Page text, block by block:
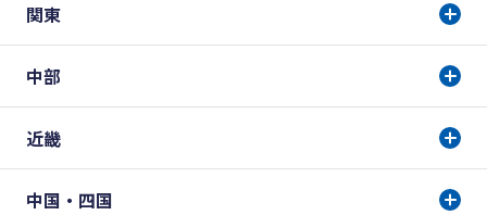
関東
中部
近畿
中国・四国